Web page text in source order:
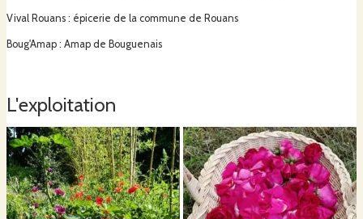
souci de respect de l’environnement, et afin d’obtenir des produits de
hautes qualités.
Vival Rouans : épicerie de la commune de Rouans
Boug'Amap : Amap de Bouguenais
L'exploitation